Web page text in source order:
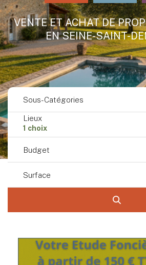
VENTE ET ACHAT DE
EN SEINE-SAINT-
Sous-Catégories
Lieux
1 choix
Budget
Surface